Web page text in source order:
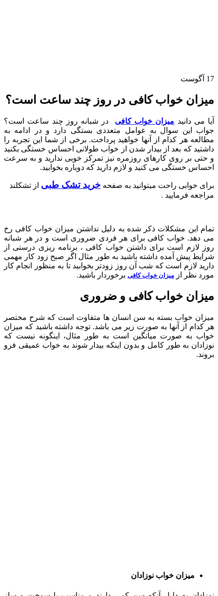
17 آگوست
میزان خواب کافی در روز چند ساعت است؟
آیا می دانید میزان خواب کافی در شبانه روز چند ساعت است؟
جواب این سوال به عوامل متعددی بستگی دارد و در ادامه به
مطالعه هر کدام از آنها خواهید پرداخت. برخی از شما این تجربه را
داشتید که بعد از بیدار شدن از خواب طولانی احساس خستگی بکنید
و حتی بر روی کارهای روزمره نیز تمرکز خوبی ندارید و به سرعت
احساس خستگی می کنید و لازم دارید که دوباره بخوابید.
برای خوابی راحت میتوانید به صفحه خرید تشک طبی از تشکلند
مراجعه فرمایید .
تمام این مشکلات ذکر شده به دلیل نداشتن میزان خواب کافی رخ
می دهد. خواب کافی برای هر فردی ضروری است و در هر شبانه
روز لازم است برای داشتن خواب کافی ، برنامه ریزی درستی از
شرایط پیش آمده داشته باشید به طور مثال اگر صبح زود کار مهمی
دارید لازم است که شب آن روز زودتر بخوابید تا به منظور انجام کار
مورد نظر از میزان خواب کافی برخوردار باشید.
میزان خواب کافی و ضروری
میزان خواب بسته به سن انسان ها متفاوت است که شرح مختصر
هر کدام از آنها به صورت زیر می باشد. توجه داشته باشید که میزان
خواب به صورت میانگین است به طور مثال، اینگونه نیست که
نوزادان به طور کامل و بدون اینکه بیدار شوند به خواب عمیقی فرو
بروند.
میزان خواب نوزادان